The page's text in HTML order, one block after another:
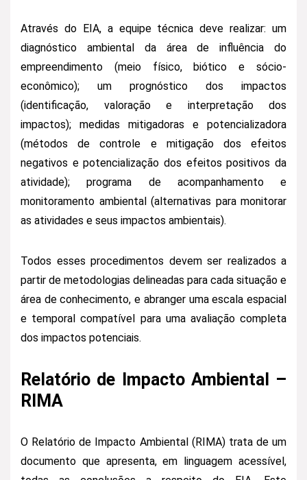
Através do EIA, a equipe técnica deve realizar: um
diagnóstico ambiental da área de influência do
empreendimento (meio físico, biótico e sócio-
econômico); um prognóstico dos impactos
(identificação, valoração e interpretação dos
impactos); medidas mitigadoras e potencializadora
(métodos de controle e mitigação dos efeitos
negativos e potencialização dos efeitos positivos da
atividade); programa de acompanhamento e
monitoramento ambiental (alternativas para monitorar
as atividades e seus impactos ambientais).
Todos esses procedimentos devem ser realizados a
partir de metodologias delineadas para cada situação e
área de conhecimento, e abranger uma escala espacial
e temporal compatível para uma avaliação completa
dos impactos potenciais.
Relatório de Impacto Ambiental –
RIMA
O Relatório de Impacto Ambiental (RIMA) trata de um
documento que apresenta, em linguagem acessível,